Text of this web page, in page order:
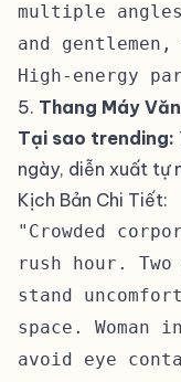
multiple
and
High-energy
5. Thang Máy
Tại sao trending:
ngày, diễn xuất tự
Kịch Bản Chi Tiết:
"Crowded
rush hour.
stand
space.
avoid eye